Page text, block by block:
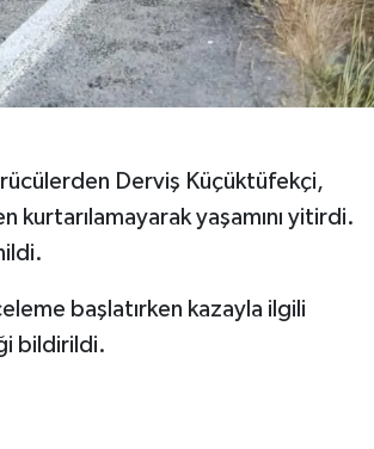
Derviş Küçüktüfekçi,
kurtarılamayarak yaşamını yitirdi.
başlatırken kazayla ilgili
bildirildi.